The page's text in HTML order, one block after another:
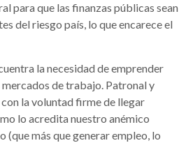
para que las finanzas públicas sean
del riesgo país, lo que encarece el
la necesidad de emprender
de trabajo. Patronal y
la voluntad firme de llegar
lo acredita nuestro anémico
más que generar empleo, lo